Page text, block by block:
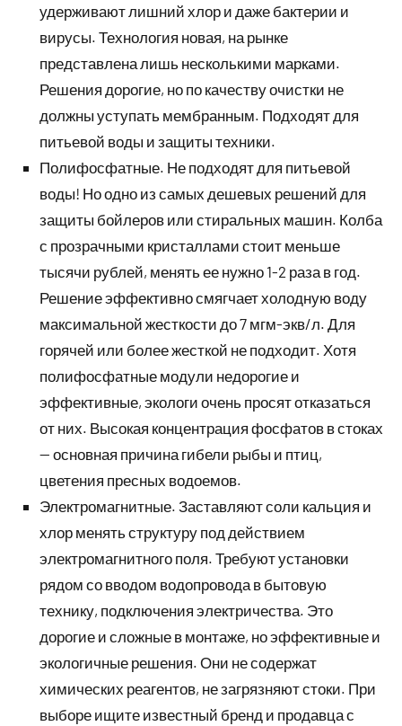
удерживают лишний хлор и даже бактерии и
вирусы. Технология новая, на рынке
представлена лишь несколькими марками.
Решения дорогие, но по качеству очистки не
должны уступать мембранным. Подходят для
питьевой воды и защиты техники.
Полифосфатные. Не подходят для питьевой
воды! Но одно из самых дешевых решений для
защиты бойлеров или стиральных машин. Колба
с прозрачными кристаллами стоит меньше
тысячи рублей, менять ее нужно 1-2 раза в год.
Решение эффективно смягчает холодную воду
максимальной жесткости до 7 мгм-экв/л. Для
горячей или более жесткой не подходит. Хотя
полифосфатные модули недорогие и
эффективные, экологи очень просят отказаться
от них. Высокая концентрация фосфатов в стоках
— основная причина гибели рыбы и птиц,
цветения пресных водоемов.
Электромагнитные. Заставляют соли кальция и
хлор менять структуру под действием
электромагнитного поля. Требуют установки
рядом со вводом водопровода в бытовую
технику, подключения электричества. Это
дорогие и сложные в монтаже, но эффективные и
экологичные решения. Они не содержат
химических реагентов, не загрязняют стоки. При
выборе ищите известный бренд и продавца с